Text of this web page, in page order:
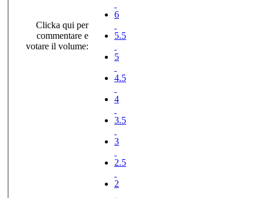
Clicka qui per
commentare e
votare il volume:
6
5.5
5
4.5
4
3.5
3
2.5
2